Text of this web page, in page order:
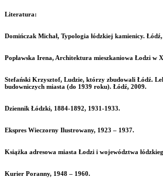
Literatura:
Domińczak Michał, Typologia łódzkiej kamienicy.
Popławska Irena, Architektura mieszkaniowa Łodzi w
Stefański Krzysztof, Ludzie, którzy zbudowali Łódź.
budowniczych miasta (do 1939 roku). Łódź, 2009.
Dziennik Łódzki, 1884-1892, 1931-1933.
Ekspres Wieczorny Ilustrowany, 1923 – 1937.
Książka adresowa miasta Łodzi i województwa
Kurier Poranny, 1948 – 1960.